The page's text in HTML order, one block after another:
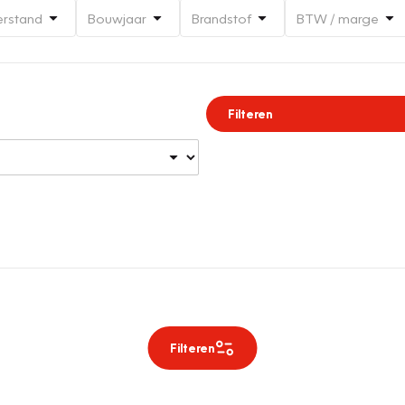
Bouwjaar Brandstof BTW / marge
Filteren
Filteren